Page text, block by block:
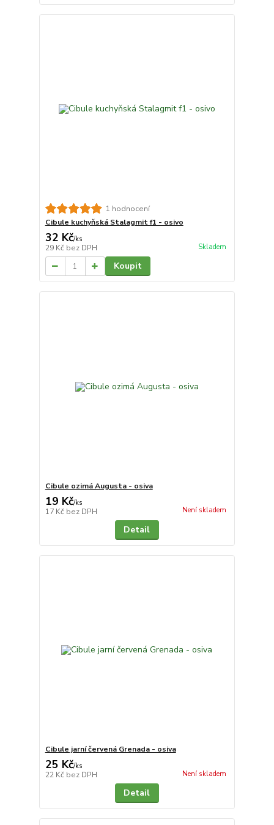
1 hodnocení
Cibule kuchyňská Stalagmit f1 - osivo
32 Kč/ks
29 Kč bez DPH Skladem
Koupit
Cibule ozimá Augusta - osiva
19 Kč/ks
17 Kč bez DPH Není skladem
Detail
Cibule jarní červená Grenada - osiva
25 Kč/ks
22 Kč bez DPH Není skladem
Detail